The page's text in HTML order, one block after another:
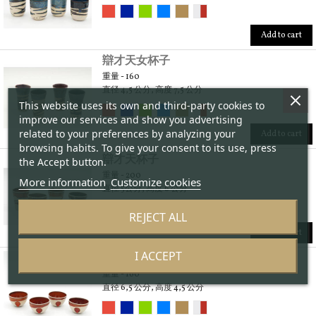
Add to cart
辯才天女杯子
重量 - 160
直径 4,5 公分, 高度 7,5 公分
Add to cart
辯才天杯子
直径 5公分, 高度 6 公分
Add to cart
《索奇皮利》杯子
重量 - 160
直径 6,5 公分, 高度 4,5 公分
This website uses its own and third-party cookies to
improve our services and show you advertising
related to your preferences by analyzing your
browsing habits. To give your consent to its use, press
the Accept button.
More information Customize cookies
REJECT ALL
I ACCEPT